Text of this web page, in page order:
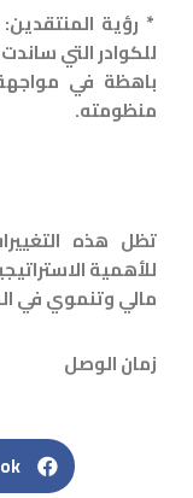
* رؤية
للكوادر التي
باهظة في
منظومته.
تظل هذه
للأهمية
مالي وتنموي في
زمان الوصل